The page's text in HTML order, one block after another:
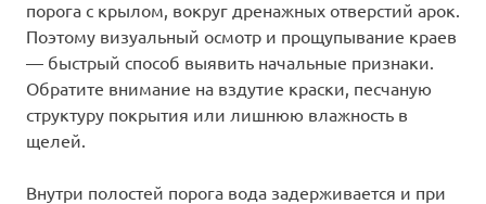
порога с крылом, вокруг дренажных отверстий арок.
Поэтому визуальный осмотр и прощупывание краев
— быстрый способ выявить начальные признаки.
Обратите внимание на вздутие краски, песчаную
структуру покрытия или лишнюю влажность в
щелей.
Внутри полостей порога вода задерживается и при